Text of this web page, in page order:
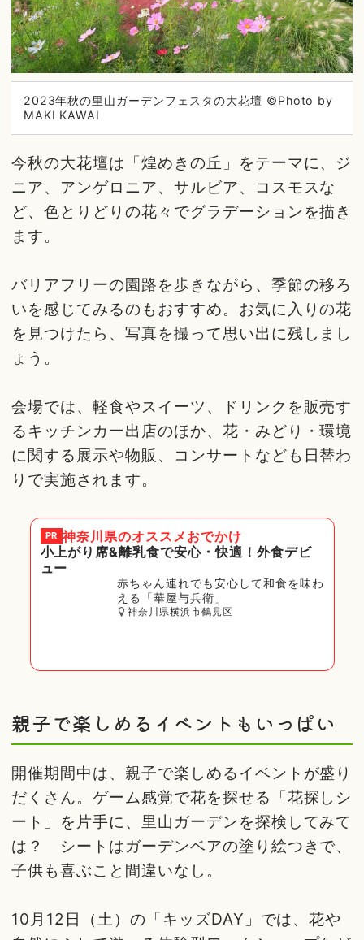
2023年秋の里山ガーデンフェスタの大花壇 ©Photo by
MAKI KAWAI
今秋の大花壇は「煌めきの丘」をテーマに、ジ
ニア、アンゲロニア、サルビア、コスモスな
ど、色とりどりの花々でグラデーションを描き
ます。
バリアフリーの園路を歩きながら、季節の移ろ
いを感じてみるのもおすすめ。お気に入りの花
を見つけたら、写真を撮って思い出に残しまし
ょう。
会場では、軽食やスイーツ、ドリンクを販売す
るキッチンカー出店のほか、花・みどり・環境
に関する展示や物販、コンサートなども日替わ
りで実施されます。
PR 神奈川県のオススメおでかけ
小上がり席&離乳食で安心・快適！外食デビ
ュー
赤ちゃん連れでも安心して和食を味わ
える「華屋与兵衛」
神奈川県横浜市鶴見区
親子で楽しめるイベントもいっぱい
開催期間中は、親子で楽しめるイベントが盛り
だくさん。ゲーム感覚で花を探せる「花探しシ
ート」を片手に、里山ガーデンを探検してみて
は？ シートはガーデンベアの塗り絵つきで、
子供も喜ぶこと間違いなし。
10月12日（土）の「キッズDAY」では、花や